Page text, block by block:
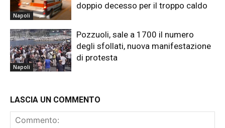
Napoli
doppio decesso per il troppo caldo
Napoli
Pozzuoli, sale a 1700 il numero
degli sfollati, nuova manifestazione
di protesta
LASCIA UN COMMENTO